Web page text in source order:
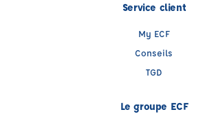
Service client
My ECF
Conseils
TGD
Le groupe ECF